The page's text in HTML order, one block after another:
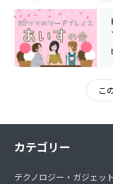
こ
カテゴリー
テクノロジー・ガジェット